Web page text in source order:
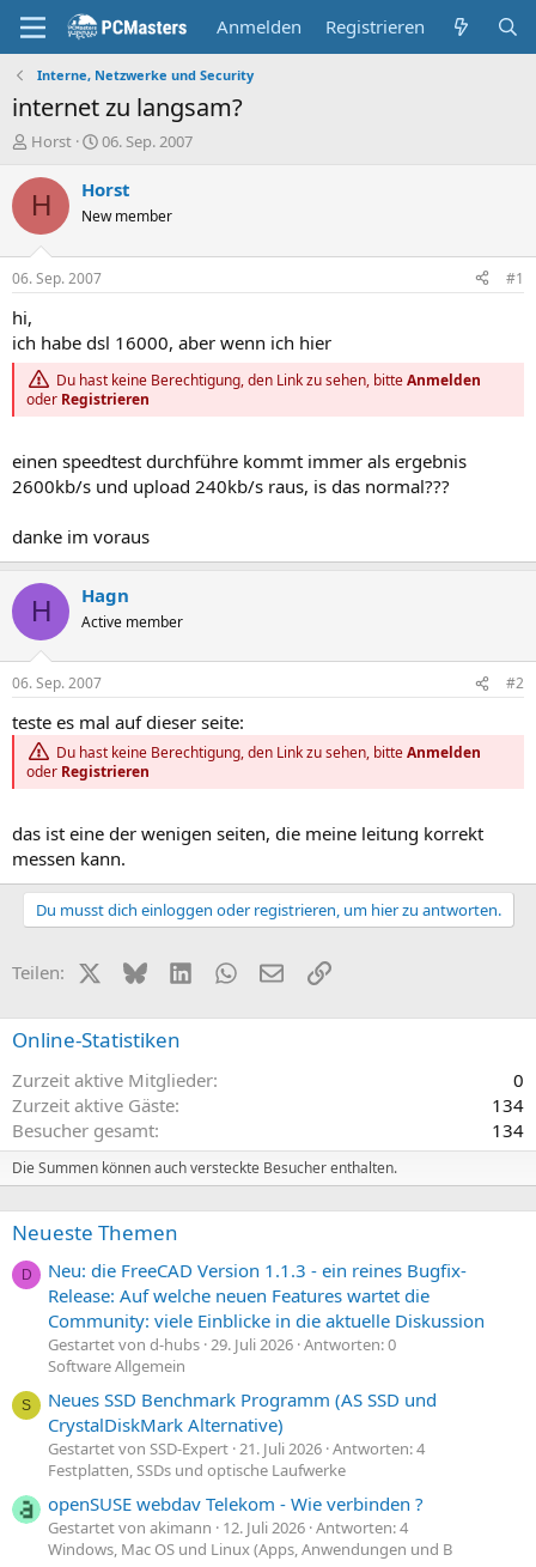
Anmelden Registrieren
Interne, Netzwerke und Security
internet zu langsam?
E
s
e
Horst
E
s
e
l
t
m
06. Sep. 2007
H Horst
New member
06. Sep. 2007 #1
hi,
ich habe dsl 16000, aber wenn ich hier
Du hast keine Berechtigung, den Link zu sehen, bitteAnmelden
oder Registrieren
einen speedtest durchführe kommt immer als ergebnis
2600kb/s und upload 240kb/s raus, is das normal???
danke im voraus
H Hagn
Active member
06. Sep. 2007 #2
teste es mal auf dieser seite:
Du hast keine Berechtigung, den Link zu sehen, bitteAnmelden
oder Registrieren
das ist eine der wenigen seiten, die meine leitung korrekt
messen kann.
Du musst dich einloggen oder registrieren, um hier zu antworten.
Teilen: X (Twitter)
BlueskyLinkedInWhatsApp
E-MailLink
Online-Statistiken
Zurzeit aktive Mitglieder
0
Zurzeit aktive Gäste
134
Besucher gesamt
134
Die Summen können auch versteckte Besucher enthalten.
Neueste Themen
D
Neu: die FreeCAD Version 1.1.3 - ein reines Bugfix-
Release: Auf welche neuen Features wartet die
Community: viele Einblicke in die aktuelle Diskussion
Gestartet von d-hubs 29. Juli 2026 Antworten: 0
Software Allgemein
S
Neues SSD Benchmark Programm (AS SSD und
CrystalDiskMark Alternative)
Gestartet von SSD-Expert 21. Juli 2026 Antworten: 4
Festplatten, SSDs und optische Laufwerke
openSUSE webdav Telekom - Wie verbinden ?
Gestartet von akimann 12. Juli 2026 Antworten: 4
Windows, Mac OS und Linux (Apps, Anwendungen und B